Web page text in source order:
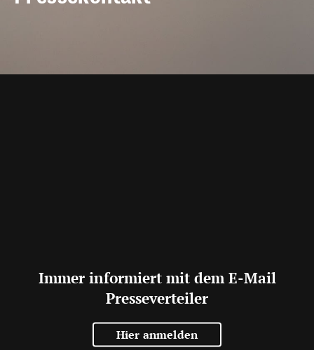
Immer informiert mit dem E-Mail
Presseverteiler
Hier anmelden